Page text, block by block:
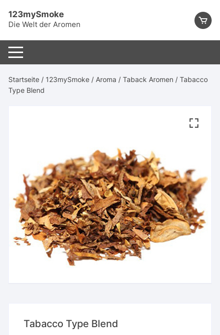
content
123mySmoke
Die Welt der Aromen
Startseite / 123mySmoke / Aroma /Taback Aromen / Tabacco
Type Blend
Tabacco Type Blend